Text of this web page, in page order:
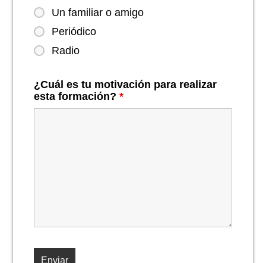
Un familiar o amigo
Periódico
Radio
¿Cuál es tu motivación para realizar
esta formación?*